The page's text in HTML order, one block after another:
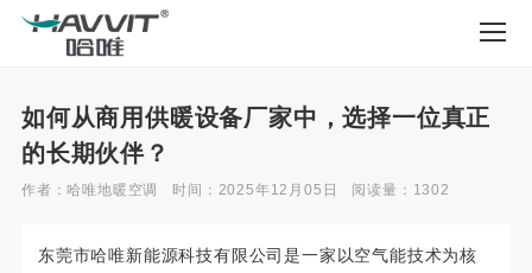
如何从商用供暖设备厂家中，选择一位真正
的长期伙伴？
作者：哈唯地暖空调 时间：2025年12月05日 阅读量：1302
东莞市哈唯新能源科技有限公司是一家以空气能技术为核